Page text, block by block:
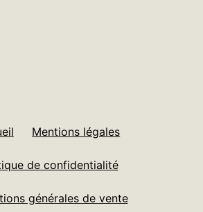
Mentions légales
de confidentialité
générales de vente